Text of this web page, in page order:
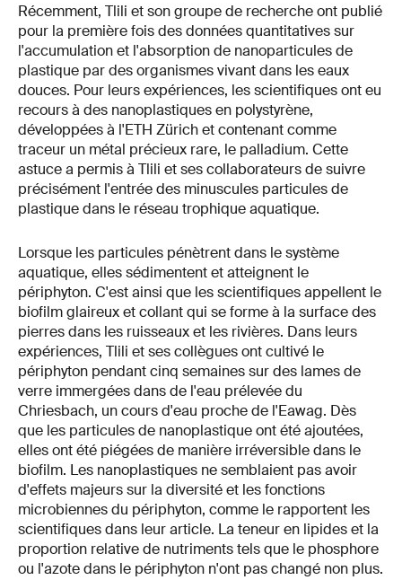
Récemment, Tlili et son groupe de recherche ont publié
pour la première fois des données quantitatives sur
l'accumulation et l'absorption de nanoparticules de
plastique par des organismes vivant dans les eaux
douces. Pour leurs expériences, les scientifiques ont eu
recours à des nanoplastiques en polystyrène,
développées à l'ETH Zürich et contenant comme
traceur un métal précieux rare, le palladium. Cette
astuce a permis à Tlili et ses collaborateurs de suivre
précisément l'entrée des minuscules particules de
plastique dans le réseau trophique aquatique.
Lorsque les particules pénètrent dans le système
aquatique, elles sédimentent et atteignent le
périphyton. C'est ainsi que les scientifiques appellent le
biofilm glaireux et collant qui se forme à la surface des
pierres dans les ruisseaux et les rivières. Dans leurs
expériences, Tlili et ses collègues ont cultivé le
périphyton pendant cinq semaines sur des lames de
verre immergées dans de l'eau prélevée du
Chriesbach, un cours d'eau proche de l'Eawag. Dès
que les particules de nanoplastique ont été ajoutées,
elles ont été piégées de manière irréversible dans le
biofilm. Les nanoplastiques ne semblaient pas avoir
d'effets majeurs sur la diversité et les fonctions
microbiennes du périphyton, comme le rapportent les
scientifiques dans leur article. La teneur en lipides et la
proportion relative de nutriments tels que le phosphore
ou l'azote dans le périphyton n'ont pas changé non plus.